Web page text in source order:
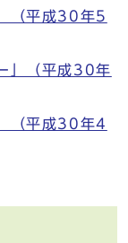
（平成30年5
」（平成30年
（平成30年4